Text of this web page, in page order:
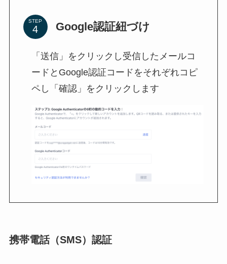
STEP Google認証紐づけ
「送信」をクリックし受信したメールコ
ードとGoogle認証コードをそれぞれコピ
ペし「確認」をクリックします
携帯電話（SMS）認証